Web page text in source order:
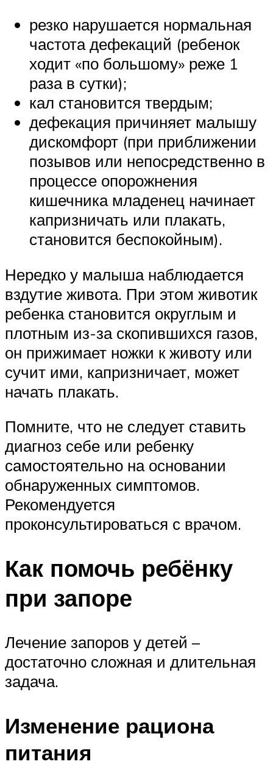
резко нарушается нормальная
частота дефекаций (ребенок
ходит «по большому» реже 1
раза в сутки);
кал становится твердым;
дефекация причиняет малышу
дискомфорт (при приближении
позывов или непосредственно в
процессе опорожнения
кишечника младенец начинает
капризничать или плакать,
становится беспокойным).
Нередко у малыша наблюдается
вздутие живота. При этом животик
ребенка становится округлым и
плотным из-за скопившихся газов,
он прижимает ножки к животу или
сучит ими, капризничает, может
начать плакать.
Помните, что не следует ставить
диагноз себе или ребенку
самостоятельно на основании
обнаруженных симптомов.
Рекомендуется
проконсультироваться с врачом.
Как помочь ребёнку
при запоре
Лечение запоров у детей –
достаточно сложная и длительная
задача.
Изменение рациона
питания